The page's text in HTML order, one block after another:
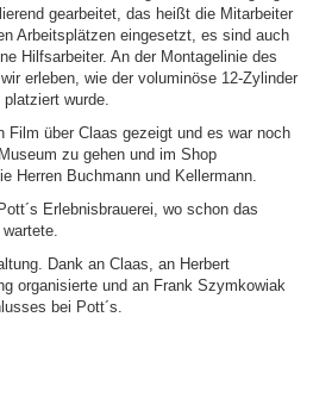
gearbeitet, das heißt die Mitarbeiter
Arbeitsplätzen eingesetzt, es sind auch
Hilfsarbeiter. An der Montagelinie des
erleben, wie der voluminöse 12-Zylinder
wurde.
Film über Claas gezeigt und es war noch
zu gehen und im Shop
Herren Buchmann und Kellermann.
Erlebnisbrauerei, wo schon das
Dank an Claas, an Herbert
organisierte und an Frank Szymkowiak
bei Pott´s.